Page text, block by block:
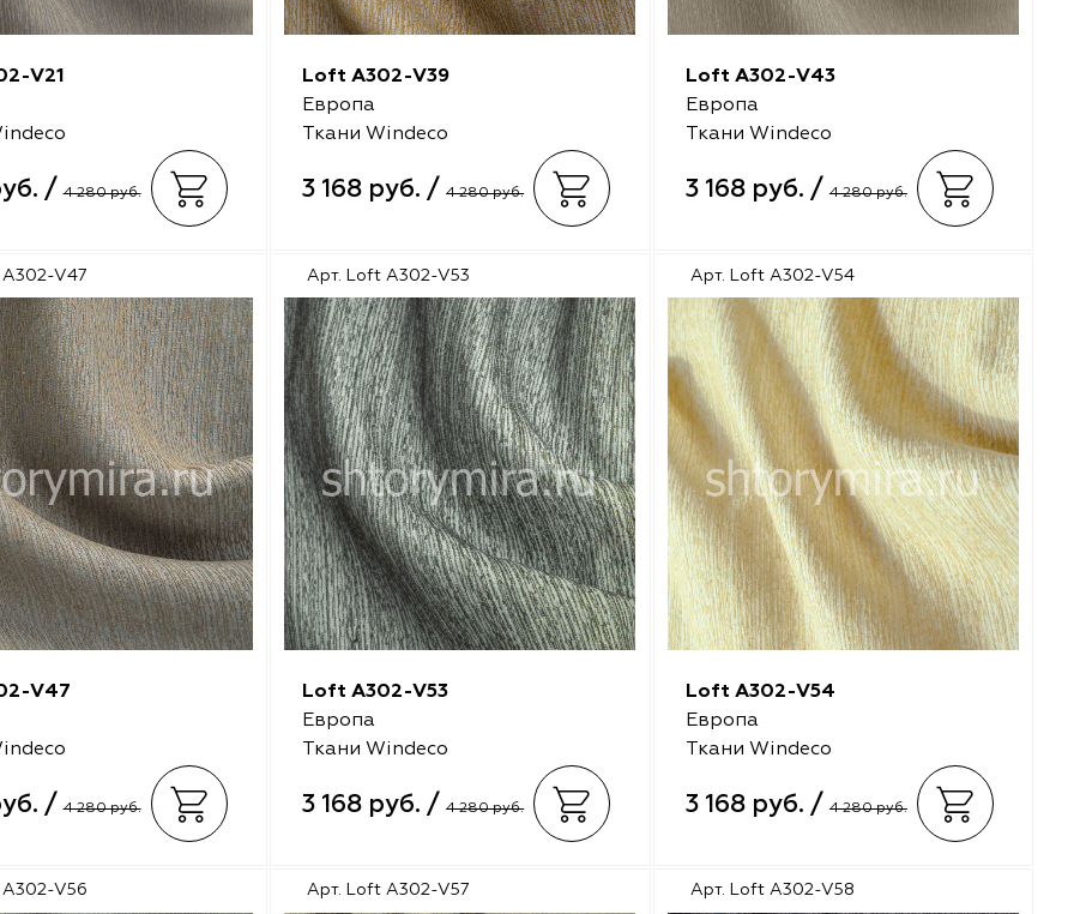
V21
/4 280 руб.
Loft A302-V39
Европа
Ткани Windeco
3 168 руб. /4 280 руб.
Loft A302-V43
Европа
Ткани Windeco
3 168 руб. / 4 280 руб.
V47
V47
/4 280 руб.
Арт. Loft A302-V53
Loft A302-V53
Европа
Ткани Windeco
3 168 руб. /4 280 руб.
Арт. Loft A302-V54
Loft A302-V54
Европа
Ткани Windeco
3 168 руб. / 4 280 руб.
V56 Арт. Loft A302-V57 Арт. Loft A302-V58